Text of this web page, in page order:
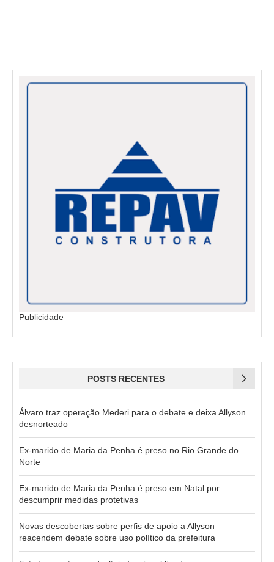
Publicidade
POSTS RECENTES
Álvaro traz operação Mederi para o debate e deixa Allyson
desnorteado
Ex-marido de Maria da Penha é preso no Rio Grande do
Norte
Ex-marido de Maria da Penha é preso em Natal por
descumprir medidas protetivas
Novas descobertas sobre perfis de apoio a Allyson
reacendem debate sobre uso político da prefeitura